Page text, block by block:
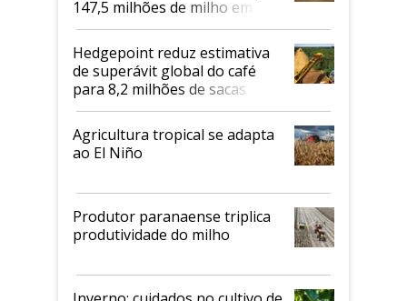
147,5 milhões de milho em
2026/27
Hedgepoint reduz estimativa
de superávit global do café
para 8,2 milhões de sacas
Agricultura tropical se adapta
ao El Niño
Produtor paranaense triplica
produtividade do milho